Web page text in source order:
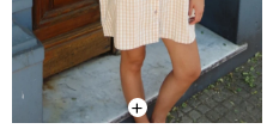
Buzos
y
sacos
Mochilas
y
Carteras
Bufandas